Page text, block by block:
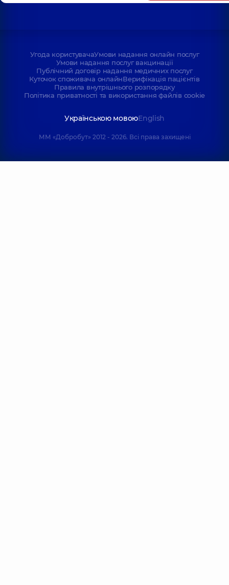
Угода користувачаУмови надання онлайн послуг
Умови надання послуг вакцинації
Публічний договір надання медичних послуг
Куточок споживача онлайнВерифікація пацієнтів
Правила внутрішнього розпорядку
Політика приватності та використання файлів cookie
Українською мовоюEnglish
ММ «Добробут» 2012 - 2026. Всі права захищені